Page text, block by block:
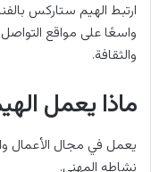
ارتبط الهيم ستاركس
واسعًا على مواقع
والثقافة.
ماذا يعمل
يعمل في مجال الأعمال
نشاطه المهني.